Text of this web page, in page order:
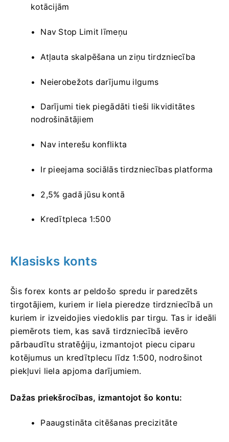
kotācijām
Nav Stop Limit līmeņu
Atļauta skalpēšana un ziņu tirdzniecība
Neierobežots darījumu ilgums
Darījumi tiek piegādāti tieši likviditātes
nodrošinātājiem
Nav interešu konflikta
Ir pieejama sociālās tirdzniecības platforma
2,5% gadā jūsu kontā
Kredītpleca 1:500
Klasisks konts
Šis forex konts ar peldošo spredu ir paredzēts
tirgotājiem, kuriem ir liela pieredze tirdzniecībā un
kuriem ir izveidojies viedoklis par tirgu.Tas ir ideāli
piemērots tiem, kas savā tirdzniecībā ievēro
pārbaudītu stratēģiju, izmantojot piecu ciparu
kotējumus un kredītplecu līdz 1:500, nodrošinot
piekļuvi liela apjoma darījumiem.
Dažas priekšrocības, izmantojot šo kontu:
Paaugstināta citēšanas precizitāte